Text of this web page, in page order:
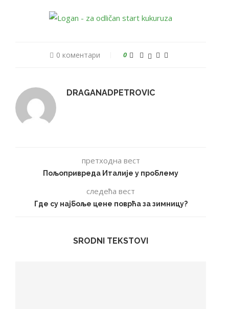
0 коментари 0
DRAGANADPETROVIC
претходна вест
Пољопривреда Италије у проблему
следећа вест
Где су најбоље цене поврћа за зимницу?
SRODNI TEKSTOVI